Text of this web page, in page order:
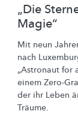
„Die
Magie“
Mit neun
nach
„Astronaut for
einem Zero-
der ihr Leben
Träume.